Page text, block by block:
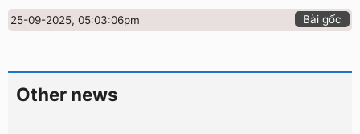
25-09-2025, 05:03:06pm Bài gốc
Other news